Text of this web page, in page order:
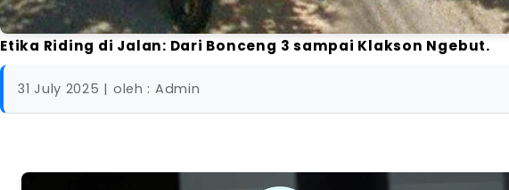
Etika Riding di Jalan: Dari Bonceng 3 sampai Klakson Ngebut.
31 July 2025 | oleh : Admin